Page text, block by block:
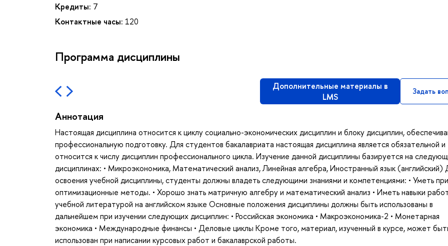
Кредиты: 7
Контактные часы: 120
Программа дисциплины
Дополнительные материалы в
LMS
Задать
Аннотация
Настоящая дисциплина относится к циклу социально-экономических дисциплин и блоку дисциплин,
профессиональную подготовку. Для студентов бакалавриата настоящая дисциплина является обязательной и
относится к числу дисциплин профессионального цикла. Изучение данной дисциплины базируется на
дисциплинах: • Микроэкономика, Математический анализ, Линейная алгебра, Иностранный язык (английский)
освоения учебной дисциплины, студенты должны владеть следующими знаниями и компетенциями: • Уметь
оптимизационные методы. • Хорошо знать матричную алгебру и математический анализ • Иметь навыки
учебной литературой на английском языке Основные положения дисциплины должны быть использованы в
дальнейшем при изучении следующих дисциплин: • Российская экономика • Макроэкономика-2 • Монетарная
экономика • Международные финансы • Деловые циклы Кроме того, материал, изученный в курсе, может
использован при написании курсовых работ и бакалаврской работы.